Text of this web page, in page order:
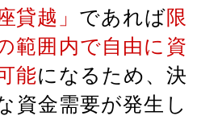
貸越」 であれば限
範囲内で自由に資
能になるため、決
資金需要が発生し